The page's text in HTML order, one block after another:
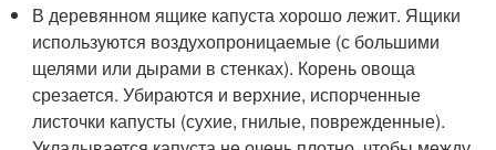
В деревянном ящике капуста хорошо лежит. Ящики
используются воздухопроницаемые (с большими
щелями или дырами в стенках). Корень овоща
срезается. Убираются и верхние, испорченные
листочки капусты (сухие, гнилые, поврежденные).